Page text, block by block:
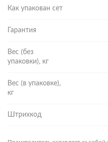
Как упакован сет
Гарантия
Вес (без
упаковки), кг
Вес (в упаковке),
кг
Штрихкод